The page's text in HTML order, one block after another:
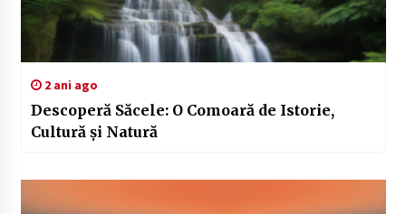
2 ani ago
Descoperă Săcele: O Comoară de Istorie,
Cultură și Natură